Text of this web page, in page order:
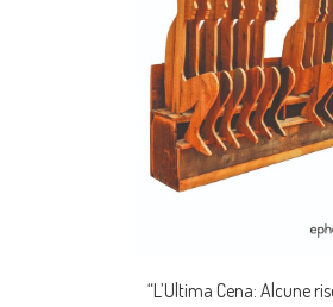
“L’Ultima Cena: Alcune